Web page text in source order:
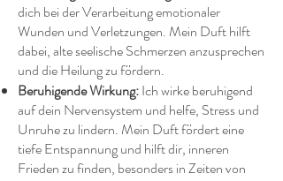
dich bei der Verarbeitung emotionaler
Wunden und Verletzungen. Mein Duft hilft
dabei, alte seelische Schmerzen anzusprechen
und die Heilung zu fördern.
Beruhigende Wirkung:Ich wirke beruhigend
auf dein Nervensystem und helfe, Stress und
Unruhe zu lindern. Mein Duft fördert eine
tiefe Entspannung und hilft dir, inneren
Frieden zu finden, besonders in Zeiten von